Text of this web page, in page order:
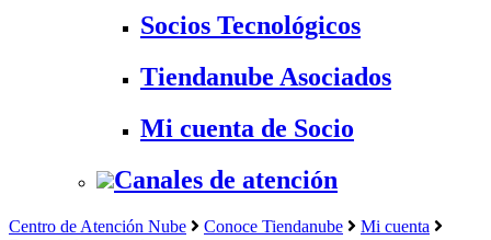
Socios Tecnológicos
Tiendanube Asociados
Mi cuenta de Socio
Canales de atención
Centro de Atención Nube Conoce Tiendanube
Mi cuenta